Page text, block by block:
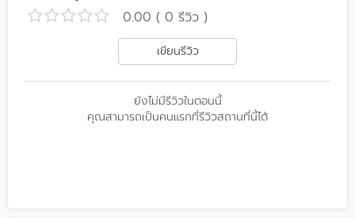
0.00 ( 0 รีวิว )
เขียนรีวิว
ยังไม่มีรีวิวในตอนนี้
คุณสามารถเป็นคนแรกที่รีวิวสถานที่นี้ได้